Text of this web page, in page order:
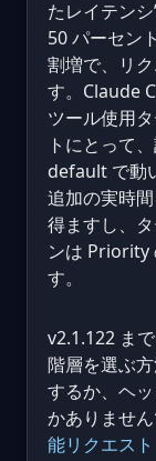
たレイテン
50 パーセン
割増で、リ
す。Claude
ツール使用
トにとって
default で動
追加の実時
得ますし、
ンは Priority
す。
v2.1.122 ま
階層を選ぶ
するか、ヘ
かありませ
能リクエスト